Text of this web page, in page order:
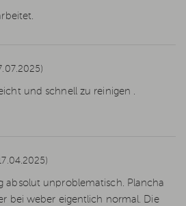
und schnell zu reinigen .
absolut unproblematisch. Plancha
bei weber eigentlich normal. Die